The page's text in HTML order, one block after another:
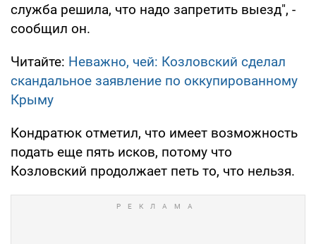
служба решила, что надо запретить выезд", -
сообщил он.
Читайте: Неважно, чей: Козловский сделал
скандальное заявление по оккупированному
Крыму
Кондратюк отметил, что имеет возможность
подать еще пять исков, потому что
Козловский продолжает петь то, что нельзя.